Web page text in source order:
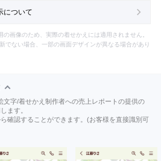
について
画像のため、実際の着せかえには適用されません。
でない場合、一部の画面デザインが異なる場合があり
文字/着せかえ制作者への売上レポートの提供の
ます。
確認することができます。(お客様を直接識別可